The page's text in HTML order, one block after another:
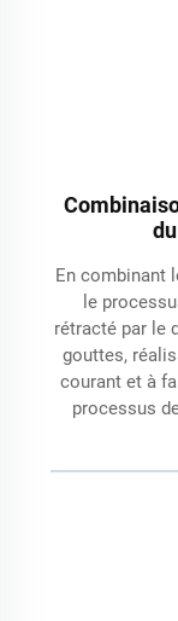
En combinant
le
rétracté par le
gouttes,
courant et à
processus